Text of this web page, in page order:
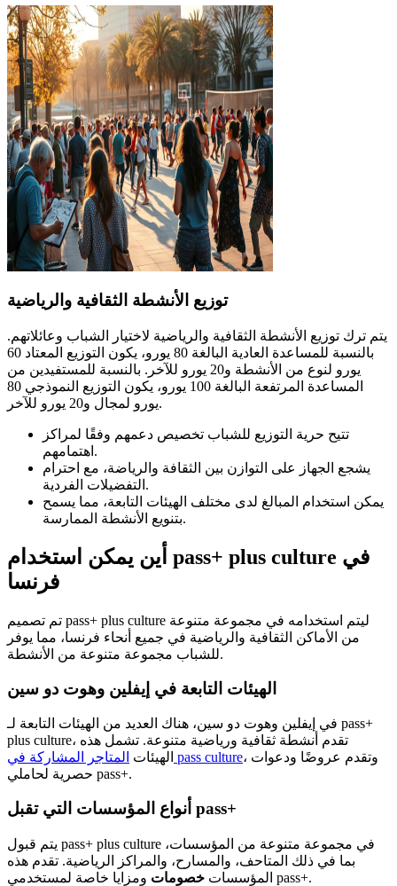
توزيع الأنشطة الثقافية والرياضية
يتم ترك توزيع الأنشطة الثقافية والرياضية لاختيار الشباب وعائلاتهم.
بالنسبة للمساعدة العادية البالغة 80 يورو، يكون التوزيع المعتاد 60
يورو لنوع من الأنشطة و20 يورو للآخر. بالنسبة للمستفيدين من
المساعدة المرتفعة البالغة 100 يورو، يكون التوزيع النموذجي 80
يورو لمجال و20 يورو للآخر.
تتيح حرية التوزيع للشباب تخصيص دعمهم وفقًا لمراكز
اهتمامهم.
يشجع الجهاز على التوازن بين الثقافة والرياضة، مع احترام
التفضيلات الفردية.
يمكن استخدام المبالغ لدى مختلف الهيئات التابعة، مما يسمح
بتنويع الأنشطة الممارسة.
أين يمكن استخدام pass+ plus culture في
فرنسا
تم تصميم pass+ plus culture ليتم استخدامه في مجموعة متنوعة
من الأماكن الثقافية والرياضية في جميع أنحاء فرنسا، مما يوفر
للشباب مجموعة متنوعة من الأنشطة.
الهيئات التابعة في إيفلين وهوت دو سين
في إيفلين وهوت دو سين، هناك العديد من الهيئات التابعة لـ pass+
plus culture، تقدم أنشطة ثقافية ورياضية متنوعة. تشمل هذه
الهيئات المتاجر المشاركة في pass culture، وتقدم عروضًا ودعوات
حصرية لحاملي pass+.
أنواع المؤسسات التي تقبل pass+
يتم قبول pass+ plus culture في مجموعة متنوعة من المؤسسات،
بما في ذلك المتاحف، والمسارح، والمراكز الرياضية. تقدم هذه
المؤسسات خصومات ومزايا خاصة لمستخدمي pass+.